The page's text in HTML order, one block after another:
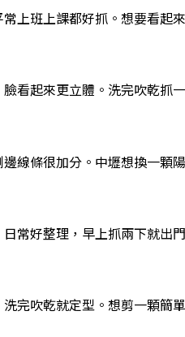
上班上課都好抓。想要看起
看起來更立體。洗完吹乾抓
線條很加分。中壢想換一顆
常好整理，早上抓兩下就出
完吹乾就定型。想剪一顆簡